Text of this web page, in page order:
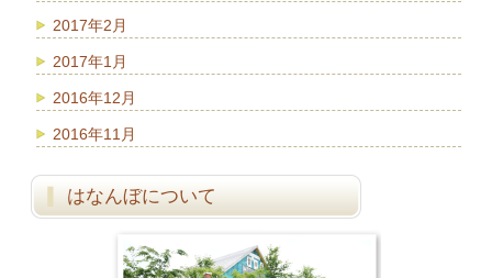
2017年2月
2017年1月
2016年12月
2016年11月
はなんぼについて